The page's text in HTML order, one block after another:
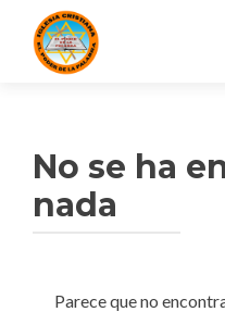
No se ha
nada
Parece que no